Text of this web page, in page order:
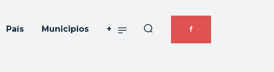
País Municipios + f